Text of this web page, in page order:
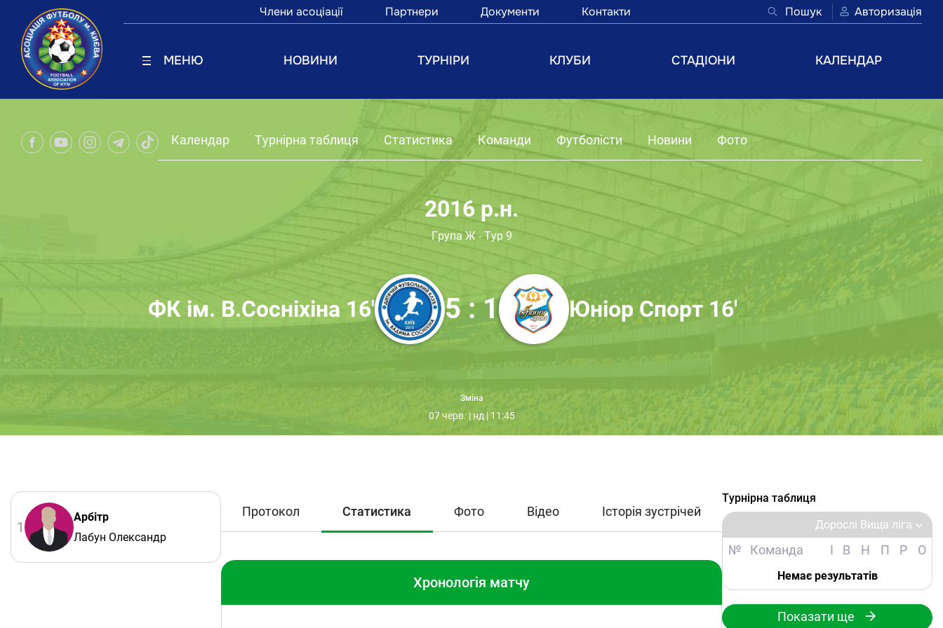
Члени асоціації Партнери Документи Контакти Пошук Авторизація
МЕНЮ НОВИНИ ТУРНІРИ КЛУБИ СТАДІОНИ КАЛЕНДАР
Календар Турнірна таблиця Статистика Команди Футболісти Новини Фото
2016 р.н.
Група Ж - Тур 9
ФК ім. В.Сосніхіна 16' 5 : 1 Юніор Спорт 16'
Зміна
07 черв. | нд | 11:45
1
Арбітр
Лабун Олександр
Протокол Статистика Фото Відео Історія зустрічей
Хронологія матчу
Турнірна таблиця
Дорослі Вища ліга
№ Команда І В Н П Р О
Немає результатів
Показати ще